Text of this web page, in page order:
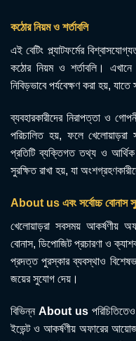
কঠোর নিয়ম ও শর্তাবলি
এই বেটিং প্ল্যাটফর্মের
কঠোর নিয়ম ও শর্তাবলি।
নিবিড়ভাবে পর্যবেক্ষণ করা হয়,
ব্যবহারকারীদের নিরাপত্তা ও
পরিচালিত হয়, ফলে খেলোয়াড়রা
প্রতিটি ব্যক্তিগত তথ্য ও আর্থিক
সুরক্ষিত রাখা হয়, যা
About us এবং সর্বোচ্চ বোনাস
খেলোয়াড়রা সবসময় আকর্ষণীয়
বোনাস, ডিপোজিট প্রচারণা ও
প্রদত্ত পুরস্কার ব্যবস্থাও
জয়ের সুযোগ দেয়।
বিভিন্নAbout us
ইভেন্ট ও আকর্ষণীয় অফারের